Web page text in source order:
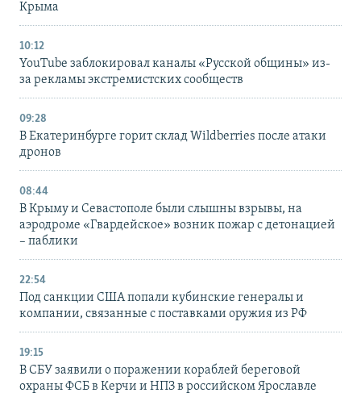
Крыма
10:12
YouTube заблокировал каналы «Русской общины» из-
за рекламы экстремистских сообществ
09:28
В Екатеринбурге горит склад Wildberries после атаки
дронов
08:44
В Крыму и Севастополе были слышны взрывы, на
аэродроме «Гвардейское» возник пожар с детонацией
– паблики
22:54
Под санкции США попали кубинские генералы и
компании, связанные с поставками оружия из РФ
19:15
В СБУ заявили о поражении кораблей береговой
охраны ФСБ в Керчи и НПЗ в российском Ярославле